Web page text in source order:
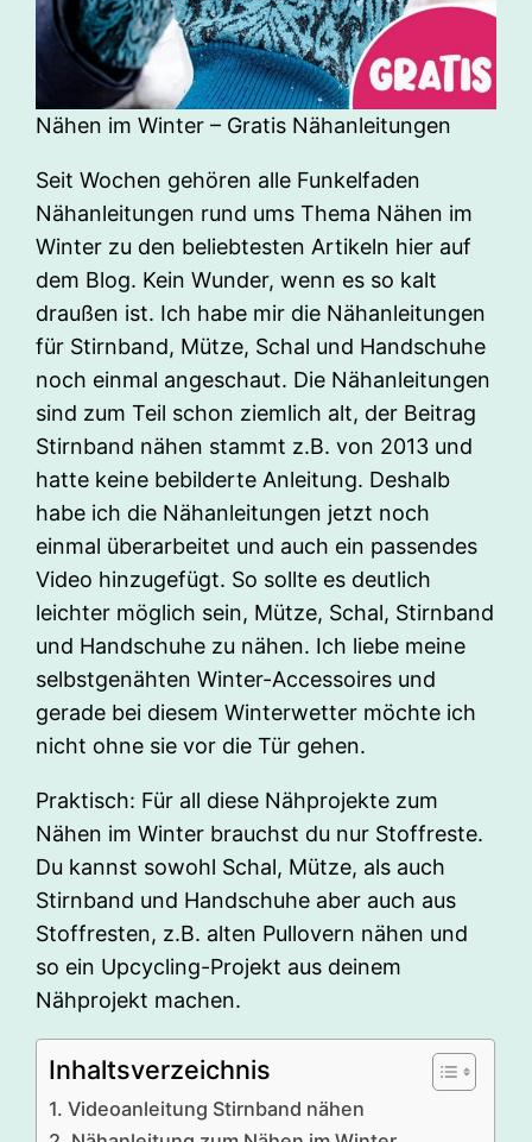
Nähen im Winter – Gratis Nähanleitungen
Seit Wochen gehören alle Funkelfaden
Nähanleitungen rund ums Thema Nähen im
Winter zu den beliebtesten Artikeln hier auf
dem Blog. Kein Wunder, wenn es so kalt
draußen ist. Ich habe mir die Nähanleitungen
für Stirnband, Mütze, Schal und Handschuhe
noch einmal angeschaut. Die Nähanleitungen
sind zum Teil schon ziemlich alt, der Beitrag
Stirnband nähen stammt z.B. von 2013 und
hatte keine bebilderte Anleitung. Deshalb
habe ich die Nähanleitungen jetzt noch
einmal überarbeitet und auch ein passendes
Video hinzugefügt. So sollte es deutlich
leichter möglich sein, Mütze, Schal, Stirnband
und Handschuhe zu nähen. Ich liebe meine
selbstgenähten Winter-Accessoires und
gerade bei diesem Winterwetter möchte ich
nicht ohne sie vor die Tür gehen.
Praktisch: Für all diese Nähprojekte zum
Nähen im Winter brauchst du nur Stoffreste.
Du kannst sowohl Schal, Mütze, als auch
Stirnband und Handschuhe aber auch aus
Stoffresten, z.B. alten Pullovern nähen und
so ein Upcycling-Projekt aus deinem
Nähprojekt machen.
Inhaltsverzeichnis
Videoanleitung Stirnband nähen